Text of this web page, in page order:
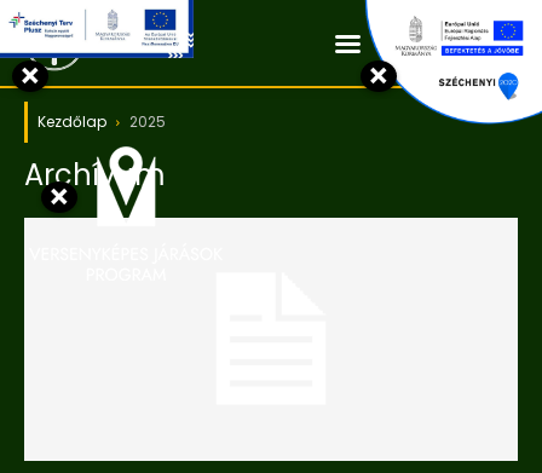
Kapcsolat
Kezdőlap 2025
Archívum
×
×
×